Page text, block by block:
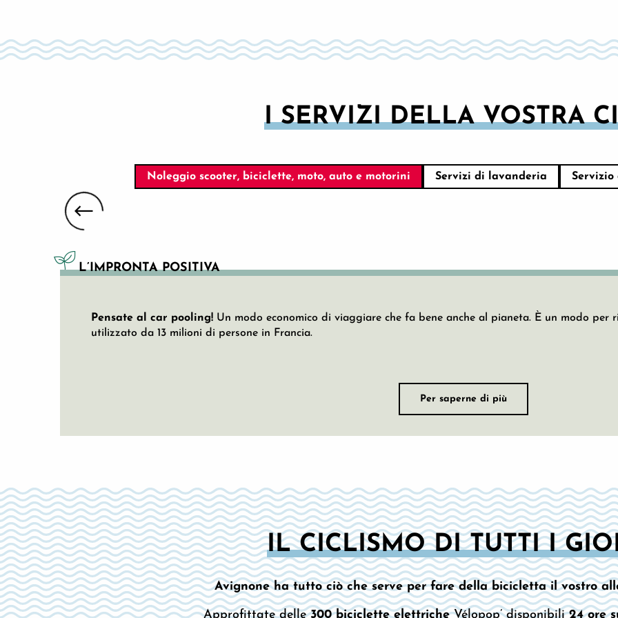
I SERVIZI DELLA VOSTRA
Noleggio scooter, biciclette, moto, auto e motorini Servizi di lavanderia
L’IMPRONTA POSITIVA
Pensate al car pooling! Un modo economico di viaggiare che fa bene anche al pianeta. È un modo per
utilizzato da 13 milioni di persone in Francia.
Per saperne di più
IL CICLISMO DI TUTTI I
Avignone ha tutto ciò che serve per fare della bicicletta il vostro
Approfittate delle300 biciclette elettricheVélopop’ disponibili24 ore